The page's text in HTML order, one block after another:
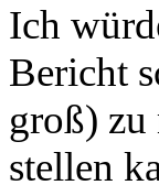
Ich
Bericht
groß) zu
stellen